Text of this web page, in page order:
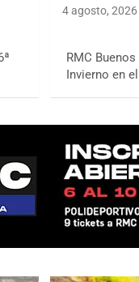
4 agosto, 2026
RMC
Invierno en